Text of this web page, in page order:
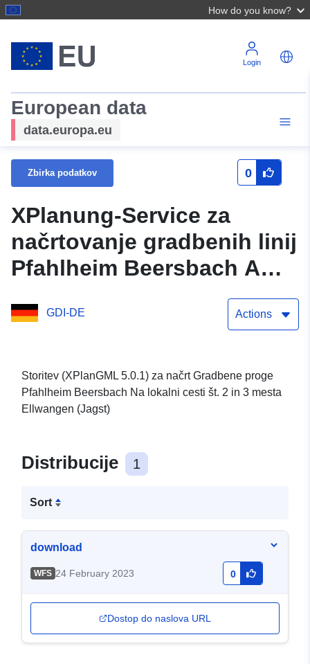
How do you know?
Login
European data
data.europa.eu
Zbirka podatkov 0
XPlanung-Service za
načrtovanje gradbenih linij
Pfahlheim Beersbach Am
(XPlanGML 5.0.1)
GDI-DE Actions
Storitev (XPlanGML 5.0.1) za načrt Gradbene proge
Pfahlheim Beersbach Na lokalni cesti št. 2 in 3 mesta
Ellwangen (Jagst)
Distribucije 1
Sort
download
WFS 24 February 2023 0
Dostop do naslova URL